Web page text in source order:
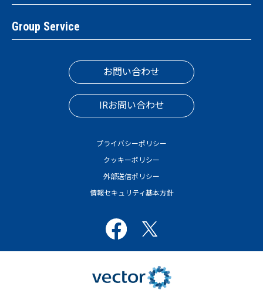
Group Service
お問い合わせ
IRお問い合わせ
プライバシーポリシー
クッキーポリシー
外部送信ポリシー
情報セキュリティ基本方針